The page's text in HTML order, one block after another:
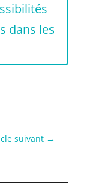
dans les
suivant→